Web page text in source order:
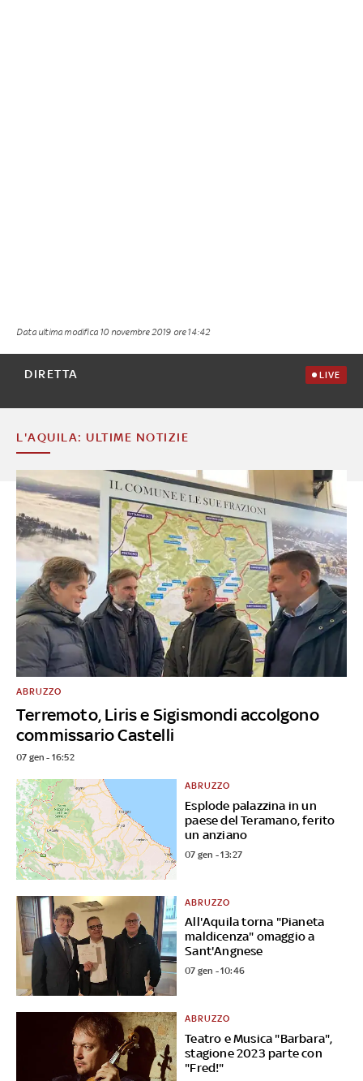
Data ultima modifica 10 novembre 2019 ore 14:42
DIRETTA LIVE
L'AQUILA: ULTIME NOTIZIE
Terremoto, Liris e Sigismondi accolgono
commissario Castelli
ABRUZZO
07 gen - 16:52
Esplode palazzina in un
paese del Teramano, ferito
un anziano
ABRUZZO
07 gen - 13:27
All'Aquila torna "Pianeta
maldicenza" omaggio a
Sant'Angnese
ABRUZZO
07 gen - 10:46
Teatro e Musica "Barbara",
stagione 2023 parte con
"Fred!"
ABRUZZO